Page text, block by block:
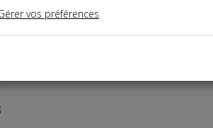
du 17/10/2025
vos préférences